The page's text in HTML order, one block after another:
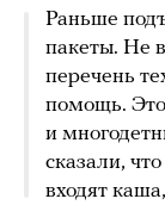
Раньше
пакеты. Не
перечень
помощь.
и
сказали,
входят